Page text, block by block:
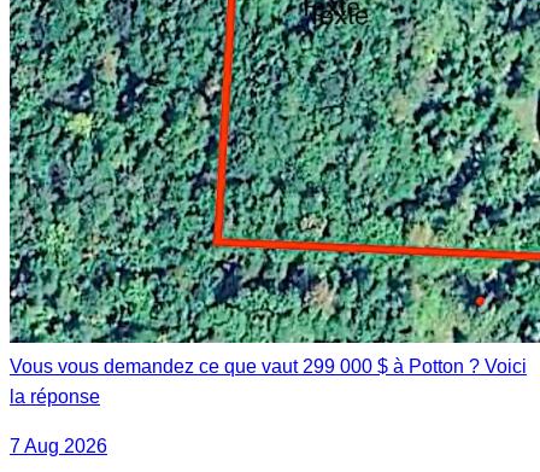
Vous vous demandez ce que vaut 299 000 $ à Potton ? Voici
la réponse
7 Aug 2026